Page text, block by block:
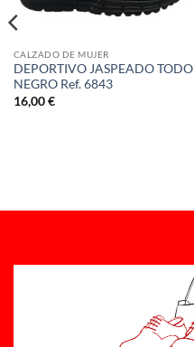
CALZADO DE MUJER
DEPORTIVO JASPEADO TODO
NEGRO Ref. 6843
16,00€